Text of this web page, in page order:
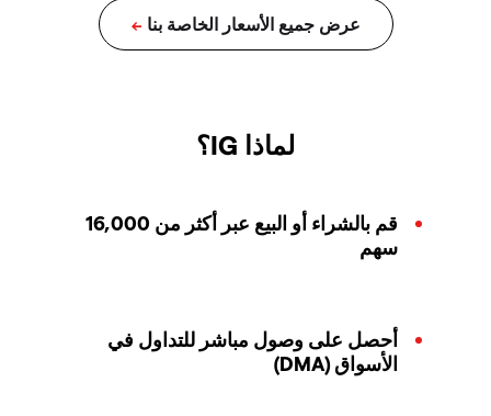
لماذا IG؟
قم بالشراء أو البيع عبر أكثر من 16,000
سهم
أحصل على وصول مباشر للتداول في
الأسواق (DMA)